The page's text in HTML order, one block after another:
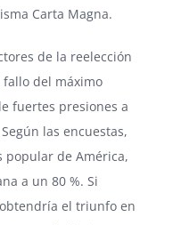
Carta Magna.
de la reelección
del máximo
fuertes presiones a
las encuestas,
popular de América,
a un 80 %. Si
el triunfo en